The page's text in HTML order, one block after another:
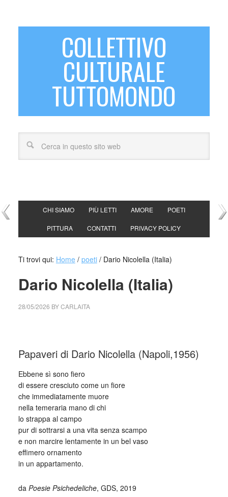
COLLETTIVO
CULTURALE
TUTTOMONDO
CHI SIAMO PIÙ LETTI AMORE POETI
PITTURA CONTATTI PRIVACY POLICY
Ti trovi qui: Home / poeti /Dario Nicolella (Italia)
Dario Nicolella (Italia)
28/05/2026 BYCARLAITA
Papaveri di Dario Nicolella (Napoli,1956)
Ebbene sì sono fiero
di essere cresciuto come un fiore
che immediatamente muore
nella temeraria mano di chi
lo strappa al campo
pur di sottrarsi a una vita senza scampo
e non marcire lentamente in un bel vaso
effimero ornamento
in un appartamento.
da Poesie Psichedeliche, GDS, 2019